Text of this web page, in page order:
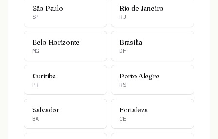
São Paulo
SP
Rio de Janeiro
RJ
Belo Horizonte
MG
Brasília
DF
Curitiba
PR
Porto Alegre
RS
Salvador
BA
Fortaleza
CE